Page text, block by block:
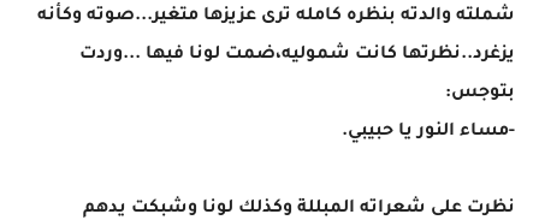
شملته والدته بنظره كامله ترى عزيزها متغير...صوته وكأنه
يزغرد..نظرتها كانت شموليه،ضمت لونا فيها ...وردت
بتوجس:
-مساء النور يا حبيبي.
نظرت على شعراته المبللة وكذلك لونا وشبكت يدهم